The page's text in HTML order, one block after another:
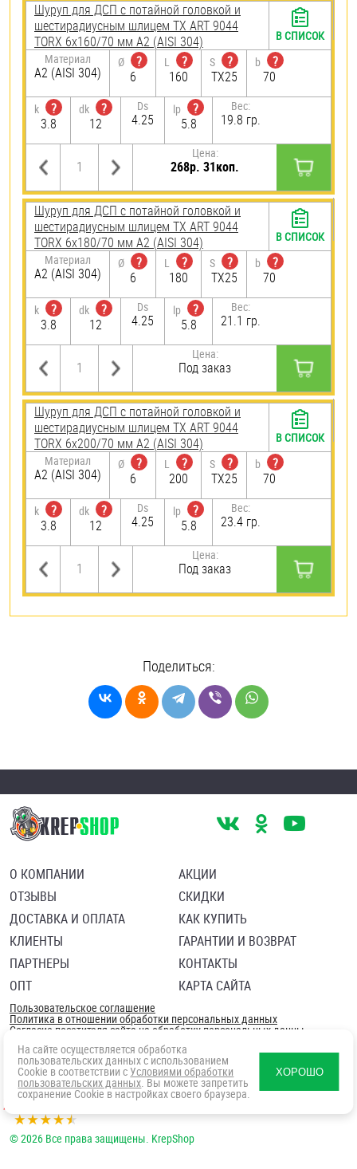
Шуруп для ДСП с потайной головкой и
шестирадиусным шлицем TX ART 9044
TORX 6х160/70 мм А2 (AISI 304)
Материал
А2 (AISI 304)
Ø
?
6
L
?
160
S
?
TX25
b
?
70
k
?
3.8
dk
?
12
Ds
4.25
lp
?
5.8
Вес:
19.8 гр.
Цена:
268р. 31коп.
В СПИСОК
Шуруп для ДСП с потайной головкой и
шестирадиусным шлицем TX ART 9044
TORX 6х180/70 мм А2 (AISI 304)
Материал
А2 (AISI 304)
Ø
?
6
L
?
180
S
?
TX25
b
?
70
k
?
3.8
dk
?
12
Ds
4.25
lp
?
5.8
Вес:
21.1 гр.
Цена:
Под заказ
В СПИСОК
Шуруп для ДСП с потайной головкой и
шестирадиусным шлицем TX ART 9044
TORX 6х200/70 мм А2 (AISI 304)
Материал
А2 (AISI 304)
Ø
?
6
L
?
200
S
?
TX25
b
?
70
k
?
3.8
dk
?
12
Ds
4.25
lp
?
5.8
Вес:
23.4 гр.
Цена:
Под заказ
В СПИСОК
Поделиться:
О КОМПАНИИ
ОТЗЫВЫ
ДОСТАВКА И ОПЛАТА
КЛИЕНТЫ
ПАРТНЕРЫ
ОПТ
АКЦИИ
СКИДКИ
КАК КУПИТЬ
ГАРАНТИИ И ВОЗВРАТ
КОНТАКТЫ
КАРТА САЙТА
Пользовательское соглашение
Политика в отношении обработки персональных данных
Согласие посетителя сайта на обработку персональных данны
© 2026 Все права защищены. KrepShop
На сайте осуществляется обработка
пользовательских данных с использованием
Cookie в соответствии с Условиями обработки
пользовательских данных. Вы можете запретить
сохранение Cookie в настройках своего браузера.
ХОРОШО